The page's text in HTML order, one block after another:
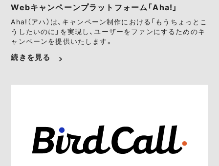
Webキャンペーンプラットフォーム「Aha!」
Aha!（アハ）は、キャンペーン制作における「もうちょっとこ
うしたいのに」を実現し、ユーザーをファンにするためのキ
ャンペーンを提供いたします。
続きを見る